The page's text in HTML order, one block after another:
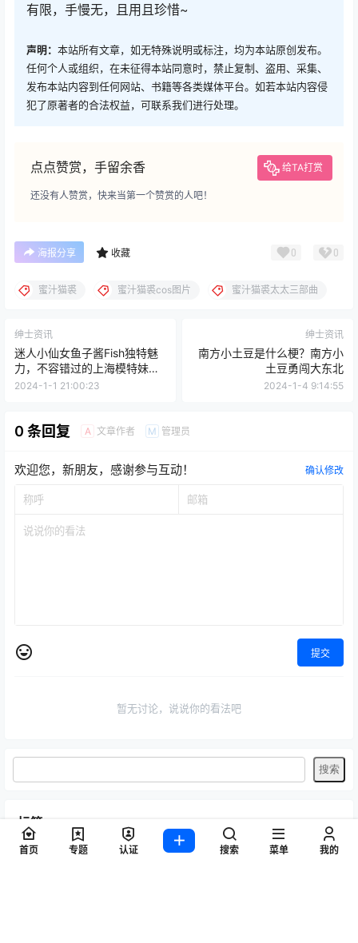
有限，手慢无，且用且珍惜~
声明： 本站所有文章，如无特殊说明或标注，均为本站原创发布。
任何个人或组织，在未征得本站同意时，禁止复制、盗用、采集、
发布本站内容到任何网站、书籍等各类媒体平台。如若本站内容侵
犯了原著者的合法权益，可联系我们进行处理。
点点赞赏，手留余香 给TA打赏
还没有人赞赏，快来当第一个赞赏的人吧！
海报分享 收藏 0 0
蜜汁猫裘 蜜汁猫裘cos图片 蜜汁猫裘太太三部曲
绅士资讯
迷人小仙女鱼子酱Fish独特魅
力，不容错过的上海模特妹
纸！
2024-1-1 21:00:23
绅士资讯
南方小土豆是什么梗？南方小
土豆勇闯大东北
2024-1-4 9:14:55
0 条回复 A 文章作者 M 管理员
欢迎您，新朋友，感谢参与互动！ 确认修改
提交
暂无讨论，说说你的看法吧
标签
Byoru LRXX Natsuko夏夏子 rioko凉凉子 Umeko J
首页 专题 认证 搜索 菜单 我的